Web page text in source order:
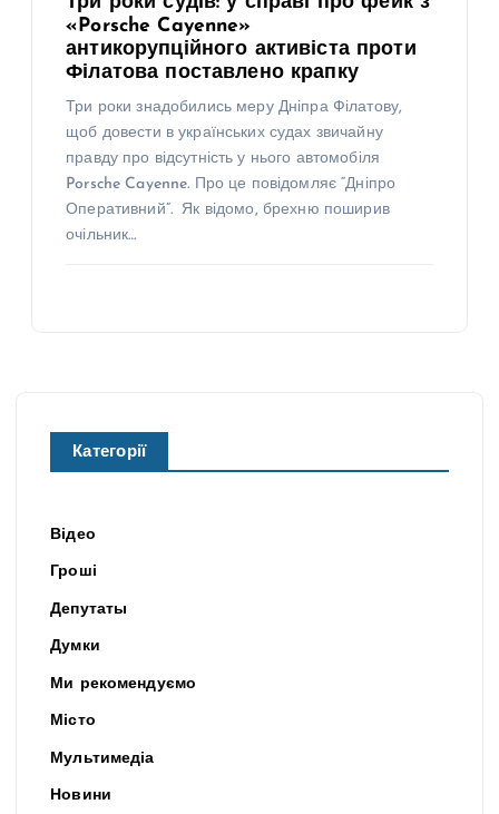
«Porsche Cayenne»
антикорупційного активіста проти
Філатова поставлено крапку
Три роки знадобились меру Дніпра Філатову,
щоб довести в українських судах звичайну
правду про відсутність у нього автомобіля
Porsche Cayenne. Про це повідомляє “Дніпро
Оперативний”. Як відомо, брехню поширив
очільник…
Категорії
Відео
Гроші
Депутаты
Думки
Ми рекомендуємо
Місто
Мультимедіа
Новини